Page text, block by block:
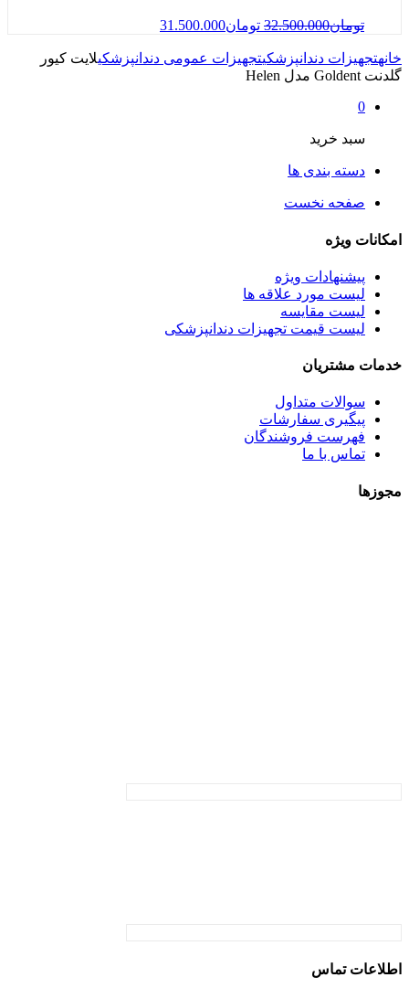
تومان32.500.000 تومان31.500.000
خانهتجهیزات دندانپزشکیتجهیزات عمومی دندانپزشکیلایت کیور
گلدنت Goldent مدل Helen
0
سبد خرید
دسته بندی ها
صفحه نخست
امکانات ویژه
پیشنهادات ویژه
لیست مورد علاقه ها
لیست مقایسه
لیست قیمت تجهیزات دندانپزشکی
خدمات مشتریان
سوالات متداول
پیگیری سفارشات
فهرست فروشندگان
تماس با ما
مجوزها
اطلاعات تماس